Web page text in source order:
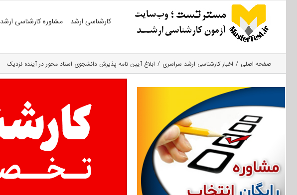
کارشناسی ارشد مشاوره کارشناسی ارشد
صفحه اصلی اخبار کارشناسی ارشد سراسری ابلاغ آیین نامه پذیرش دانشجوی استاد محور در آینده نزدیک